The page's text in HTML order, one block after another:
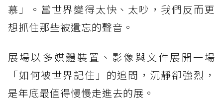
慕」。當世界變得太快、太吵，我們反而更
想抓住那些被遺忘的聲音。
展場以多媒體裝置、影像與文件展開一場
「如何被世界記住」的追問，沉靜卻強烈，
是年底最值得慢慢走進去的展。